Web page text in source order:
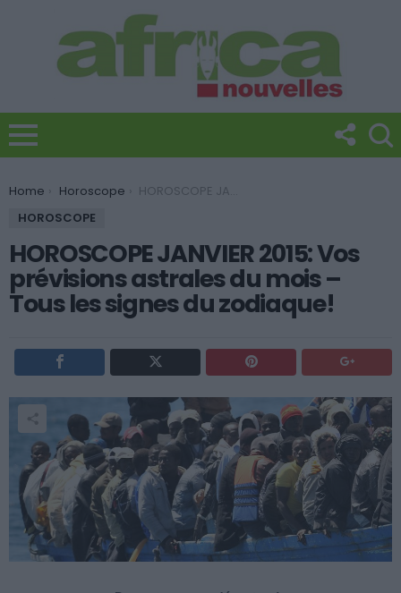
You are here:
Home Horoscope
HOROSCOPE JANVIER 2015: Vos prévisions astrales du mois – Tous les signes du zodiaque!
HOROSCOPE
HOROSCOPE JANVIER 2015: Vos
prévisions astrales du mois –
Tous les signes du zodiaque!